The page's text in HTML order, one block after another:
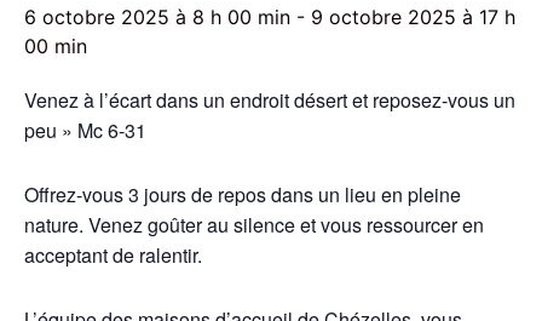
6 octobre 2025 à 8 h 00 min - 9 octobre 2025 à 17 h
00 min
Venez à l’écart dans un endroit désert et reposez-vous un
peu » Mc 6-31
Offrez-vous 3 jours de repos dans un lieu en pleine
nature. Venez goûter au silence et vous ressourcer en
acceptant de ralentir.